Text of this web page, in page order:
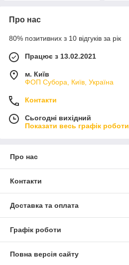
Про нас
80% позитивних з 10 відгуків за рік
Працює з 13.02.2021
м. Київ
ФОП Субора, Київ, Україна
Контакти
Сьогодні вихідний
Показати весь графік роботи
Про нас
Контакти
Доставка та оплата
Графік роботи
Повна версія сайту